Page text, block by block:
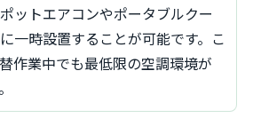
ットエアコンやポータブルクー
一時設置することが可能です。こ
作業中でも最低限の空調環境が